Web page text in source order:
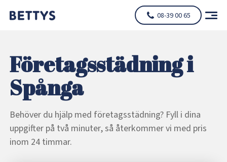
08-39 00 65
Företagsstädning i
Spånga
Behöver du hjälp med företagsstädning? Fyll i dina
uppgifter på två minuter, så återkommer vi med pris
inom 24 timmar.